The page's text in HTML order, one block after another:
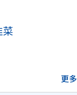
更多